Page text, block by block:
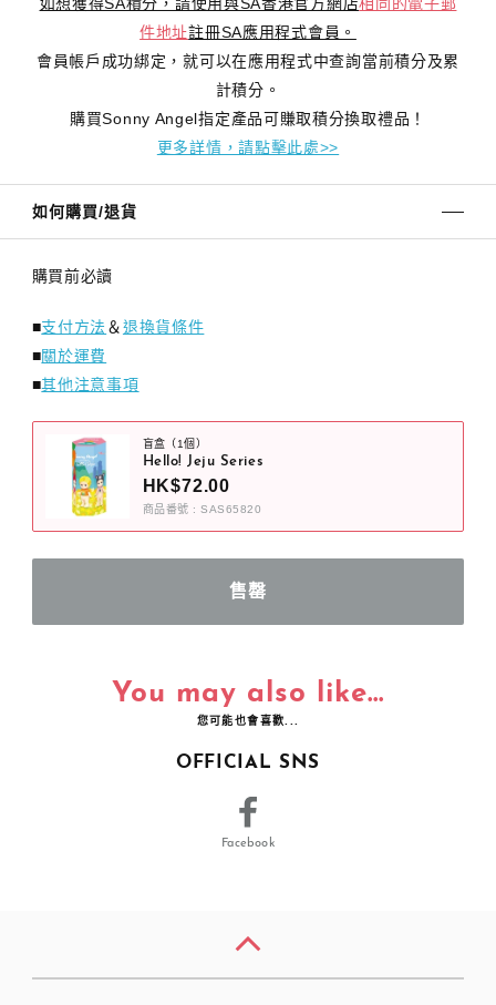
如想獲得SA積分，請使用與SA香港官方網店相同的電子郵
件地址註冊SA應用程式會員。
會員帳戶成功綁定，就可以在應用程式中查詢當前積分及累
計積分。
購買Sonny Angel指定產品可賺取積分換取禮品！
更多詳情，請點擊此處>>
如何購買/退貨
購買前必讀
■支付方法＆退換貨條件
■關於運費
■其他注意事項
盲盒（1個）
Hello! Jeju Series
HK$72.00
商品番號 : SAS65820
You may also like...
您可能也會喜歡...
OFFICIAL SNS
Facebook